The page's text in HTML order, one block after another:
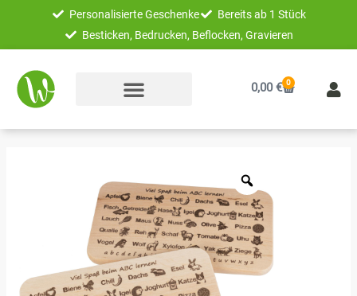
springen
Personalisierte Geschenke
Bereits ab 1 Stück
Besticken, Bedrucken, Beflocken, Gravieren
0,00€ 0
Warenkorb
Schulstart
für